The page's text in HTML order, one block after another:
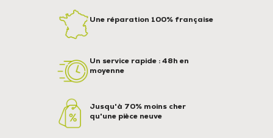
Une réparation 100% française
Un service rapide : 48h en
moyenne
Jusqu'à 70% moins cher
qu'une pièce neuve